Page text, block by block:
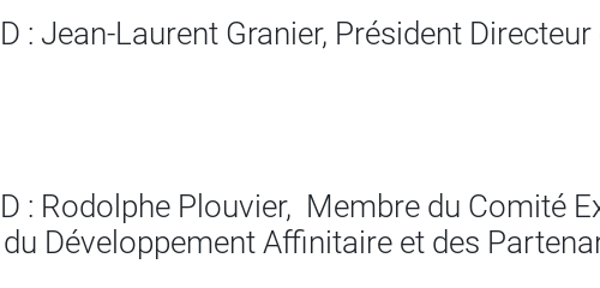
: Jean-Laurent Granier, Président
: Rodolphe Plouvier, Membre du Comité
Développement Affinitaire et des